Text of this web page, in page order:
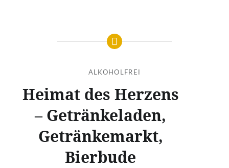
ALKOHOLFREI
Heimat des Herzens
– Getränkeladen,
Getränkemarkt,
Bierbude